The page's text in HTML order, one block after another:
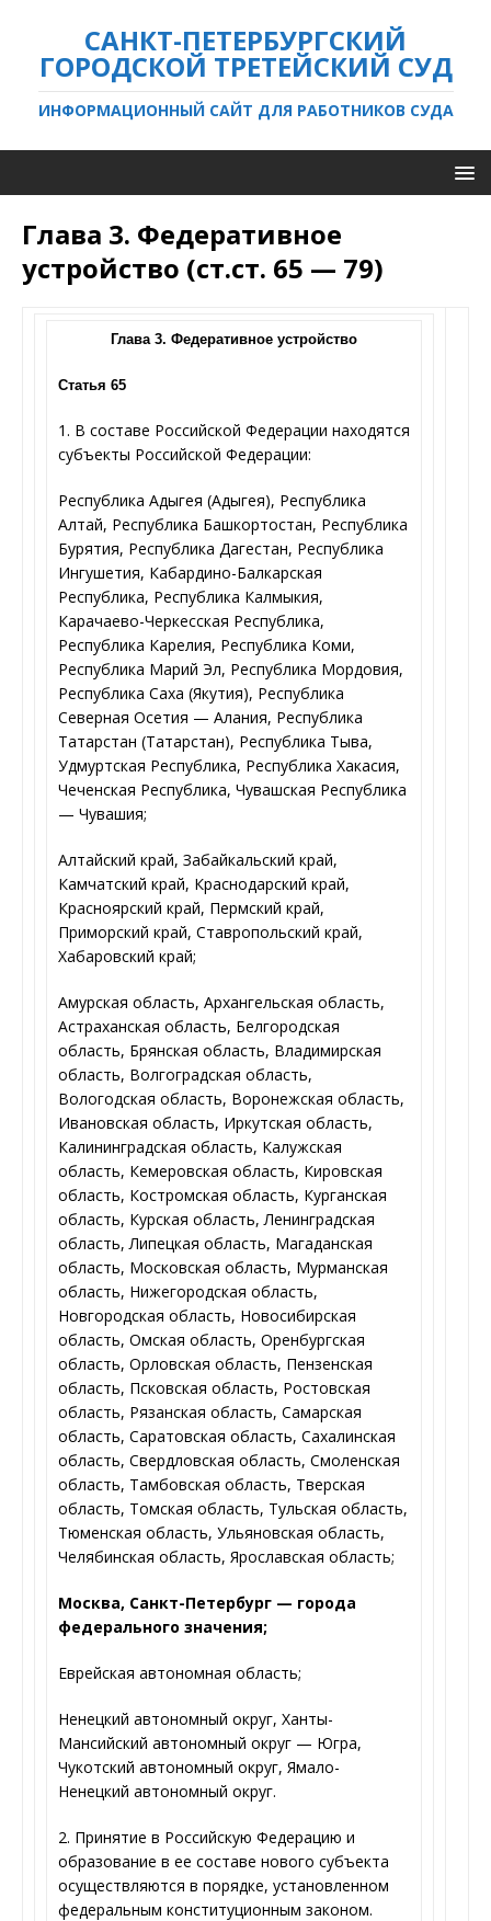
САНКТ-ПЕТЕРБУРГСКИЙ
ГОРОДСКОЙ ТРЕТЕЙСКИЙ СУД
ИНФОРМАЦИОННЫЙ САЙТ ДЛЯ РАБОТНИКОВ СУДА
Глава 3. Федеративное
устройство (ст.ст. 65 — 79)
Глава 3. Федеративное устройство
Статья 65
1. В составе Российской Федерации находятся
субъекты Российской Федерации:
Республика Адыгея (Адыгея), Республика
Алтай, Республика Башкортостан, Республика
Бурятия, Республика Дагестан, Республика
Ингушетия, Кабардино-Балкарская
Республика, Республика Калмыкия,
Карачаево-Черкесская Республика,
Республика Карелия, Республика Коми,
Республика Марий Эл, Республика Мордовия,
Республика Саха (Якутия), Республика
Северная Осетия — Алания, Республика
Татарстан (Татарстан), Республика Тыва,
Удмуртская Республика, Республика Хакасия,
Чеченская Республика, Чувашская Республика
— Чувашия;
Алтайский край, Забайкальский край,
Камчатский край, Краснодарский край,
Красноярский край, Пермский край,
Приморский край, Ставропольский край,
Хабаровский край;
Амурская область, Архангельская область,
Астраханская область, Белгородская
область, Брянская область, Владимирская
область, Волгоградская область,
Вологодская область, Воронежская область,
Ивановская область, Иркутская область,
Калининградская область, Калужская
область, Кемеровская область, Кировская
область, Костромская область, Курганская
область, Курская область, Ленинградская
область, Липецкая область, Магаданская
область, Московская область, Мурманская
область, Нижегородская область,
Новгородская область, Новосибирская
область, Омская область, Оренбургская
область, Орловская область, Пензенская
область, Псковская область, Ростовская
область, Рязанская область, Самарская
область, Саратовская область, Сахалинская
область, Свердловская область, Смоленская
область, Тамбовская область, Тверская
область, Томская область, Тульская область,
Тюменская область, Ульяновская область,
Челябинская область, Ярославская область;
Москва, Санкт-Петербург — города
федерального значения;
Еврейская автономная область;
Ненецкий автономный округ, Ханты-
Мансийский автономный округ — Югра,
Чукотский автономный округ, Ямало-
Ненецкий автономный округ.
2. Принятие в Российскую Федерацию и
образование в ее составе нового субъекта
осуществляются в порядке, установленном
федеральным конституционным законом.